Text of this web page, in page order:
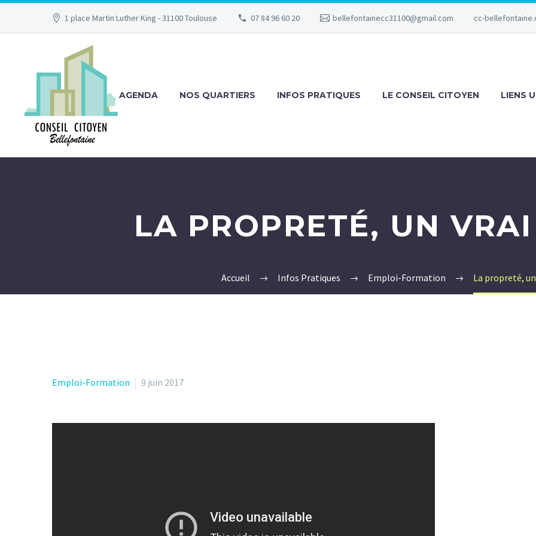
1 place Martin Luther King - 31100 Toulouse 07 84 96 60 20 bellefontainecc31100@gmail.com cc-
AGENDA NOS QUARTIERS INFOS PRATIQUES LE CONSEIL CITOYEN LIENS
LA PROPRETÉ, UN
Accueil Infos Pratiques Emploi-Formation La propreté,
Emploi-Formation 9 juin 2017